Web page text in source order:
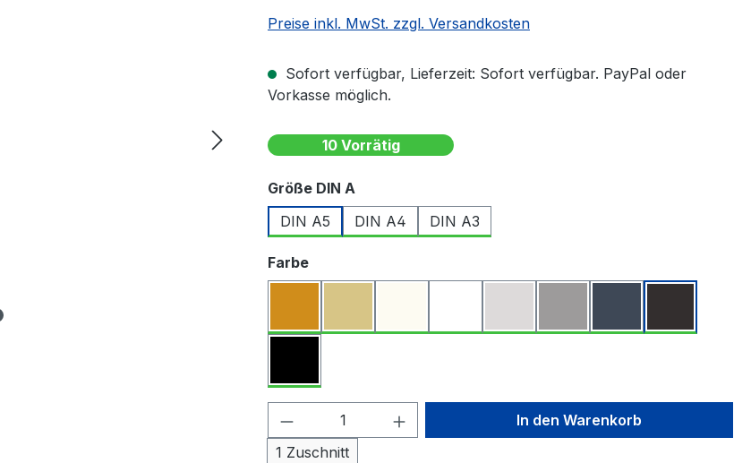
Preise inkl. MwSt. zzgl. Versandkosten
Sofort verfügbar, Lieferzeit: Sofort verfügbar. PayPal oder
Vorkasse möglich.
10 Vorrätig
Größe DIN A
DIN A5
DIN A4 DIN A3
Farbeauswählen
Produkt Anzahl: Gib den gewünschten Wert
1 Zuschnitt
In den Warenkorb